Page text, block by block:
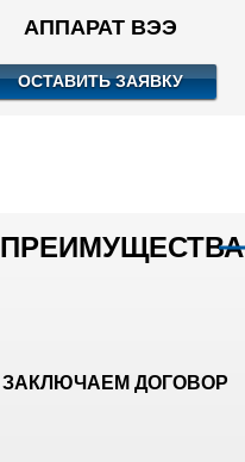
АППАРАТ ВЭЭ
ОСТАВИТЬ ЗАЯВКУ
ПРЕИМУЩЕСТВА
ЗАКЛЮЧАЕМ ДОГОВОР